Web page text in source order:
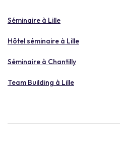
Séminaire à Lille
Hôtel séminaire à Lille
Séminaire à Chantilly
Team Building à Lille